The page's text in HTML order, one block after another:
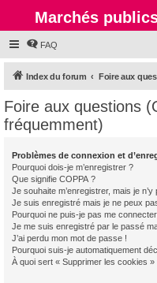
Marchés
FAQ
Index du forum Foire aux
Foire aux questions
fréquemment)
Problèmes de connexion et
Pourquoi dois-je m’enregistrer ?
Que signifie COPPA ?
Je souhaite m’enregistrer, mais je
Je suis enregistré mais je ne peux
Pourquoi ne puis-je pas me
Je me suis enregistré par le passé
J’ai perdu mon mot de passe !
Pourquoi suis-je automatiquement
À quoi sert « Supprimer les cookies »